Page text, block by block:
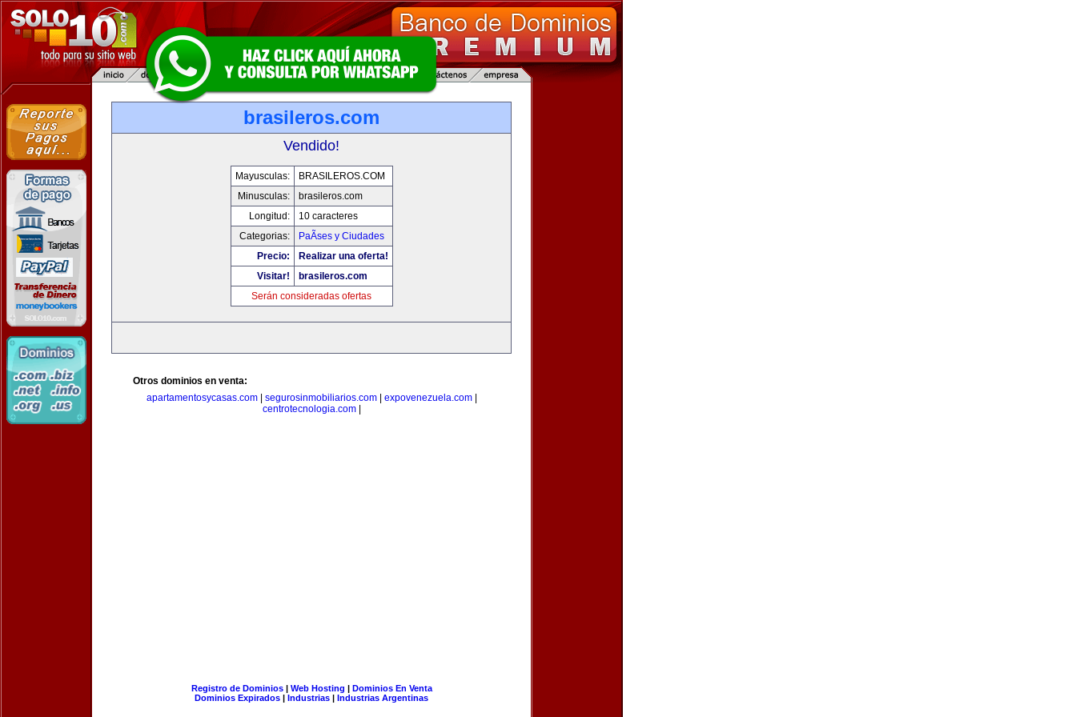
brasileros.com
Vendido!
Mayusculas:
BRASILEROS.COM
Minusculas:
brasileros.com
Longitud:
10 caracteres
Categorias:
PaÃ­ses y Ciudades
Precio:
Realizar una oferta!
Visitar!
brasileros.com
Serán consideradas ofertas
Otros dominios en venta:
apartamentosycasas.com| segurosinmobiliarios.com| expovenezuela.com|
centrotecnologia.com|
Registro de Dominios| Web Hosting | Dominios En Venta
Dominios Expirados | Industrias | Industrias Argentinas